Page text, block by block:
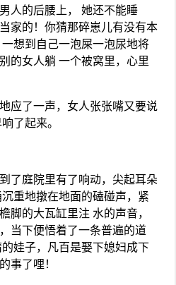
人的后腰上， 她还不能睡
家的！你猜那碎崽儿有没有本
想到自己一泡屎一泡尿地将
的女人躺 一个被窝里，心里
应了一声，女人张张嘴又要说
了起来。
了庭院里有了响动，尖起耳朵
重地撴在地面的磕碰声，紧
脚的大瓦缸里注 水的声音，
当下便悟着了一条普遍的道
娃子，凡百是娶下媳妇成下
事了哩！